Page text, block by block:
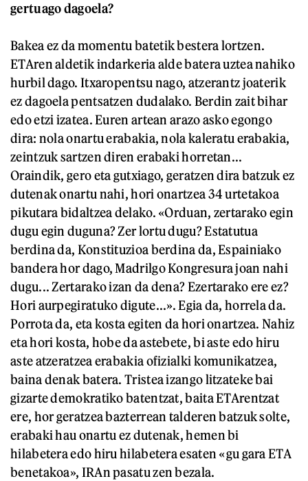
gertuago dagoela?
Bakea ez da momentu batetik bestera lortzen.
ETAren aldetik indarkeria alde batera uztea nahiko
hurbil dago. Itxaropentsu nago, atzerantz joaterik
ez dagoela pentsatzen dudalako. Berdin zait bihar
edo etzi izatea. Euren artean arazo asko egongo
dira: nola onartu erabakia, nola kaleratu erabakia,
zeintzuk sartzen diren erabaki horretan...
Oraindik, gero eta gutxiago, geratzen dira batzuk ez
dutenak onartu nahi, hori onartzea 34 urtetakoa
pikutara bidaltzea delako. «Orduan, zertarako egin
dugu egin duguna? Zer lortu dugu? Estatutua
berdina da, Konstituzioa berdina da, Espainiako
bandera hor dago, Madrilgo Kongresura joan nahi
dugu... Zertarako izan da dena? Ezertarako ere ez?
Hori aurpegiratuko digute...». Egia da, horrela da.
Porrota da, eta kosta egiten da hori onartzea. Nahiz
eta hori kosta, hobe da astebete, bi aste edo hiru
aste atzeratzea erabakia ofizialki komunikatzea,
baina denak batera. Tristea izango litzateke bai
gizarte demokratiko batentzat, baita ETArentzat
ere, hor geratzea bazterrean talderen batzuk solte,
erabaki hau onartu ez dutenak, hemen bi
hilabetera edo hiru hilabetera esaten «gu gara ETA
benetakoa», IRAn pasatu zen bezala.